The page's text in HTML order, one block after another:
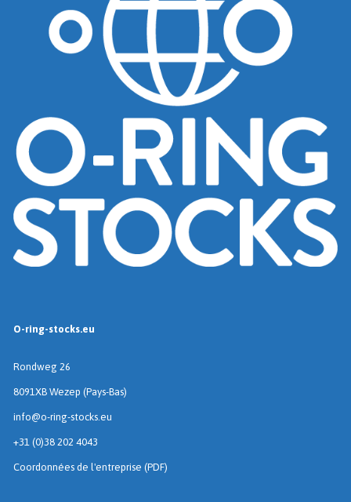
O-ring-stocks.eu
Rondweg 26
8091XB Wezep (Pays-Bas)
info@o-ring-stocks.eu
+31 (0)38 202 4043
Coordonnées de l'entreprise (PDF)